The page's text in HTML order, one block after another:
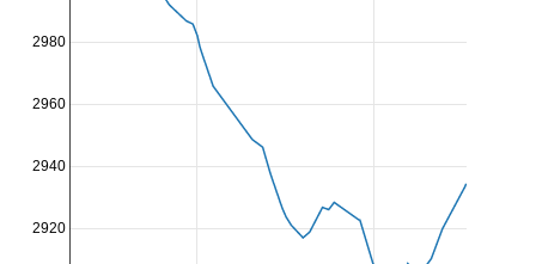
2920
2940
2960
2980